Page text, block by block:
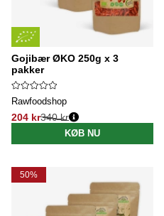
Gojibær ØKO 250g x 3
pakker
Rawfoodshop
204 kr
Normalpris:
340 kr
KØB NU
50%